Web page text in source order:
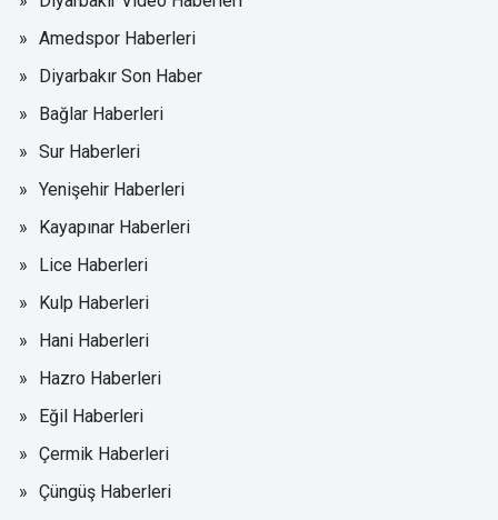
Amedspor Haberleri
Diyarbakır Son Haber
Bağlar Haberleri
Sur Haberleri
Yenişehir Haberleri
Kayapınar Haberleri
Lice Haberleri
Kulp Haberleri
Hani Haberleri
Hazro Haberleri
Eğil Haberleri
Çermik Haberleri
Çüngüş Haberleri